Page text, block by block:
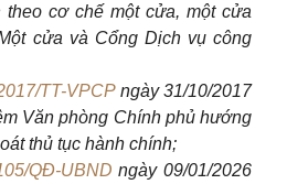
cơ chế một cửa, một cửa
cửa và Cổng Dịch vụ công
TT-VPCPngày 31/10/2017
Văn phòng Chính phủ hướng
thủ tục hành chính;
QĐ-UBND ngày 09/01/2026